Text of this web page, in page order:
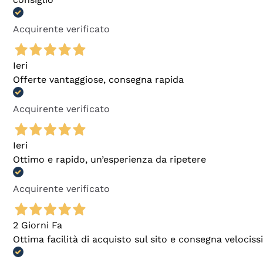
Acquirente verificato
Ieri
Offerte vantaggiose, consegna rapida
Acquirente verificato
Ieri
Ottimo e rapido, un’esperienza da ripetere
Acquirente verificato
2 Giorni Fa
Ottima facilità di acquisto sul sito e consegna